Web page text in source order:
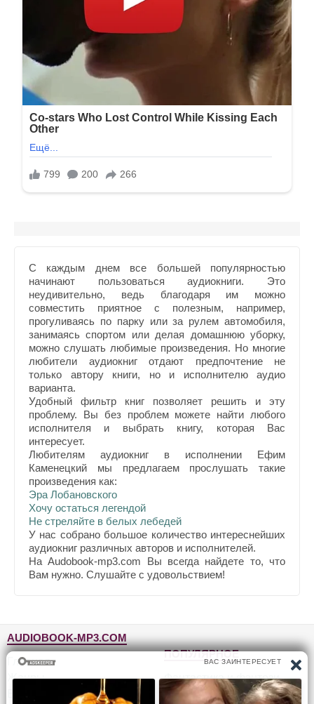
С каждым днем все большей популярностью
начинают пользоваться аудиокниги. Это
неудивительно, ведь благодаря им можно
совместить приятное с полезным, например,
прогуливаясь по парку или за рулем автомобиля,
занимаясь спортом или делая домашнюю уборку,
можно слушать любимые произведения. Но многие
любители аудиокниг отдают предпочтение не
только автору книги, но и исполнителю аудио
варианта.
Удобный фильтр книг позволяет решить и эту
проблему. Вы без проблем можете найти любого
исполнителя и выбрать книгу, которая Вас
интересует.
Любителям аудиокниг в исполнении Ефим
Каменецкий мы предлагаем прослушать такие
произведения как:
Эра Лобановского
Хочу остаться легендой
Не стреляйте в белых лебедей
У нас собрано большое количество интереснейших
аудиокниг различных авторов и исполнителей.
На Audobook-mp3.com Вы всегда найдете то, что
Вам нужно. Слушайте с удовольствием!
AUDIOBOOK-MP3.COM
Главная
Жанры
ПОПУЛЯРНОЕ
Фантастика и фэнтези
Детективы, триллеры